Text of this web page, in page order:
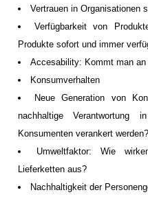
Vertrauen in Organisationen
Verfügbarkeit von
Produkte sofort und immer
Accesability: Kommt man
Konsumverhalten
Neue Generation von
nachhaltige Verantwortung
Konsumenten verankert werden?
Umweltfaktor: Wie
Lieferketten aus?
Nachhaltigkeit der